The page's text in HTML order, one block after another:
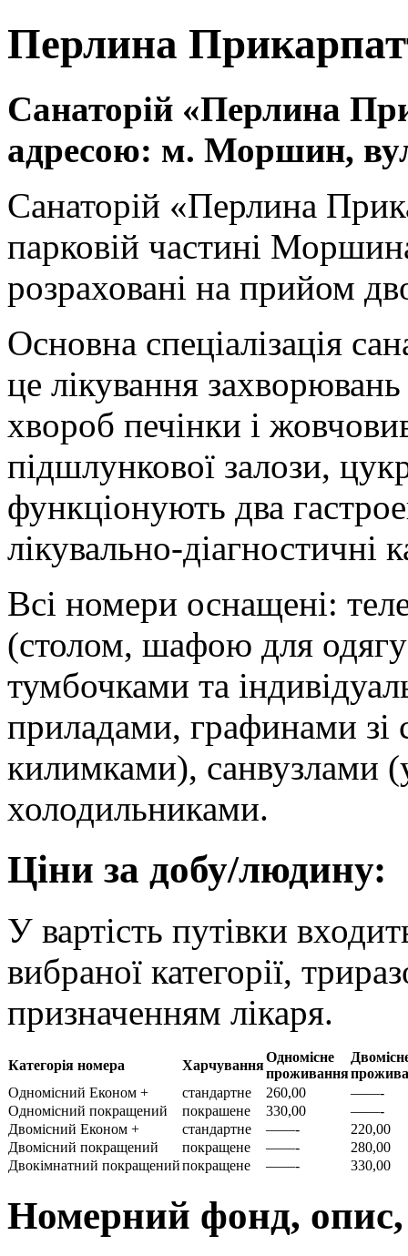
Перлина
Санаторій «Перлина
адресою: м. Моршин,
Санаторій «Перлина
парковій частині
розраховані на прийом
Основна спеціалізація
це лікування
хвороб печінки і
підшлункової залози,
функціонують два
лікувально-діагностичні
Всі номери оснащені:
(столом, шафою для
тумбочками та
приладами, графинами
килимками), санвузлами
холодильниками.
Ціни за добу/людину:
У вартість путівки
вибраної категорії,
призначенням лікаря.
Категорія номера Харчування
Одномісне
проживання
Одномісний Економ +
стандартне 260,00
——-
Одномісний покращений
покрашене 330,00
——-
Двомісний Економ +
стандартне ——-
220,00
Двомісний покращений
покращене ——-
280,00
Двокімнатний покращенийпокращене ——- 330,00
Номерний фонд,